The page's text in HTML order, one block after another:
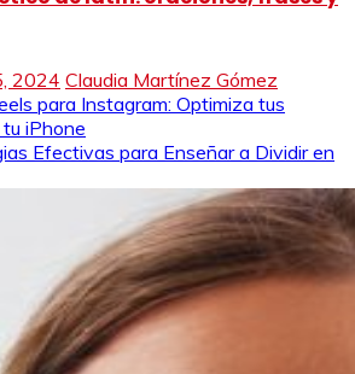
2024 Claudia Martínez Gómez
para Instagram: Optimiza tus
iPhone
Efectivas para Enseñar a Dividir en